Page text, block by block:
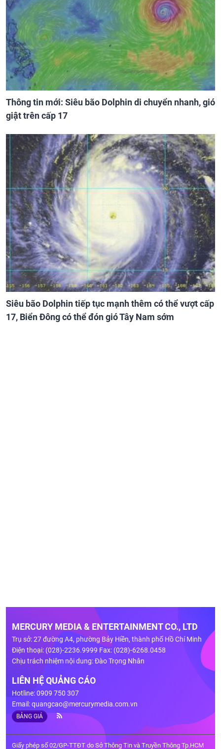
Thông tin mới: Siêu bão Dolphin di chuyển nhanh, gió
giật trên cấp 17
Siêu bão Dolphin tiếp tục mạnh thêm có thể vượt cấp
17, Biển Đông có thể đón gió Tây Nam sớm
MERCURY MEDIA & ENTERTAINMENT CO., LTD
Trụ sở: 27 đường A4, phường Bảy Hiền, thành phố Hồ Chí Minh
Điện thoại: (028)-2236.9999 Fax: (028)-6268.0458
Chịu trách nhiệm nội dung: Đào Trọng Nhân
LIÊN HỆ QUẢNG CÁO
Hotline: 0909 750 307
Email:quangcao@mercurymedia.com.vn
BẢNG GIÁ
Giấy phép số 02/GP-TTĐT do Sở Thông Tin và Truyền Thông Tp.HCM